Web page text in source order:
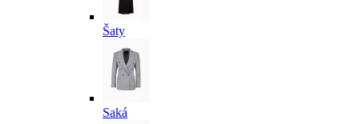
Šaty
Saká